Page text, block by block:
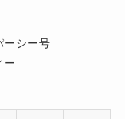
ーシー号
ー